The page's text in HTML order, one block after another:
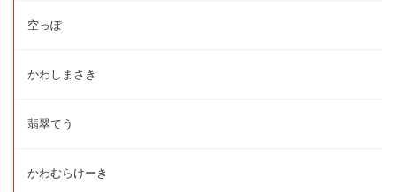
空っぽ
かわしまさき
翡翠てう
かわむらけーき